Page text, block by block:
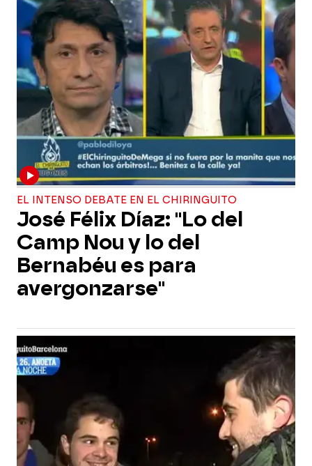
EL INTENSO DEBATE EN EL CHIRINGUITO
José Félix Díaz: "Lo del
Camp Nou y lo del
Bernabéu es para
avergonzarse"